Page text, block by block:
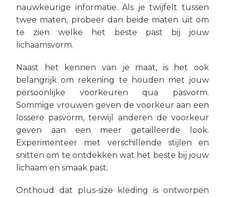
nauwkeurige informatie. Als je twijfelt tussen
twee maten, probeer dan beide maten uit om
te zien welke het beste past bij jouw
lichaamsvorm.
Naast het kennen van je maat, is het ook
belangrijk om rekening te houden met jouw
persoonlijke voorkeuren qua pasvorm.
Sommige vrouwen geven de voorkeur aan een
lossere pasvorm, terwijl anderen de voorkeur
geven aan een meer getailleerde look.
Experimenteer met verschillende stijlen en
snitten om te ontdekken wat het beste bij jouw
lichaam en smaak past.
Onthoud dat plus-size kleding is ontworpen